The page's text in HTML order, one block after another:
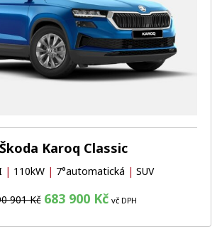
Škoda Karoq Classic
| 110kW | 7°automatická | SUV
901 Kč 683 900 Kč vč DPH